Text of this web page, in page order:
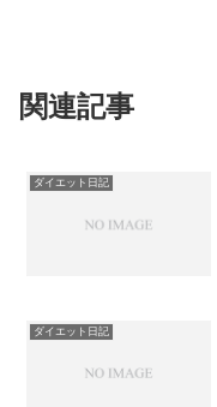
関連記事
ダイエット日記
ダイエット日記